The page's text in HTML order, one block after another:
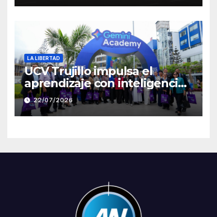
Clement
LA LIBERTAD
UCV Trujillo impulsa el
aprendizaje con inteligencia
artificial a través de Google
Gemini
22/07/2026